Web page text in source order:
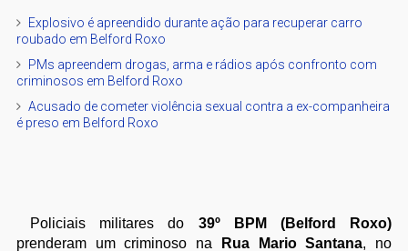
Explosivo é apreendido durante ação para recuperar carro
roubado em Belford Roxo
PMs apreendem drogas, arma e rádios após confronto com
criminosos em Belford Roxo
Acusado de cometer violência sexual contra a ex-companheira
é preso em Belford Roxo
Policiais militares do 39º BPM (Belford Roxo)
prenderam um criminoso na
Rua Mario Santana, no